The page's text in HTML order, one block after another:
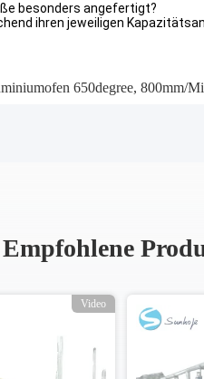
besonders angefertigt?
ihren jeweiligen
650degree, 800mm/
Empfohlene
Video